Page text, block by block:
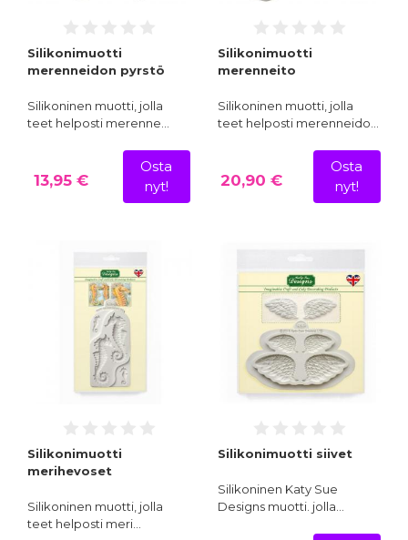
Silikonimuotti
merenneidon pyrstö
Silikoninen muotti, jolla
teet helposti merenne…
13,95 €
Osta
nyt!
Silikonimuotti
merenneito
Silikoninen muotti, jolla
teet helposti merenneido…
20,90 €
Osta
nyt!
Silikonimuotti
merihevoset
Silikoninen muotti, jolla
teet helposti meri…
Silikonimuotti siivet
Silikoninen Katy Sue
Designs muotti. jolla…